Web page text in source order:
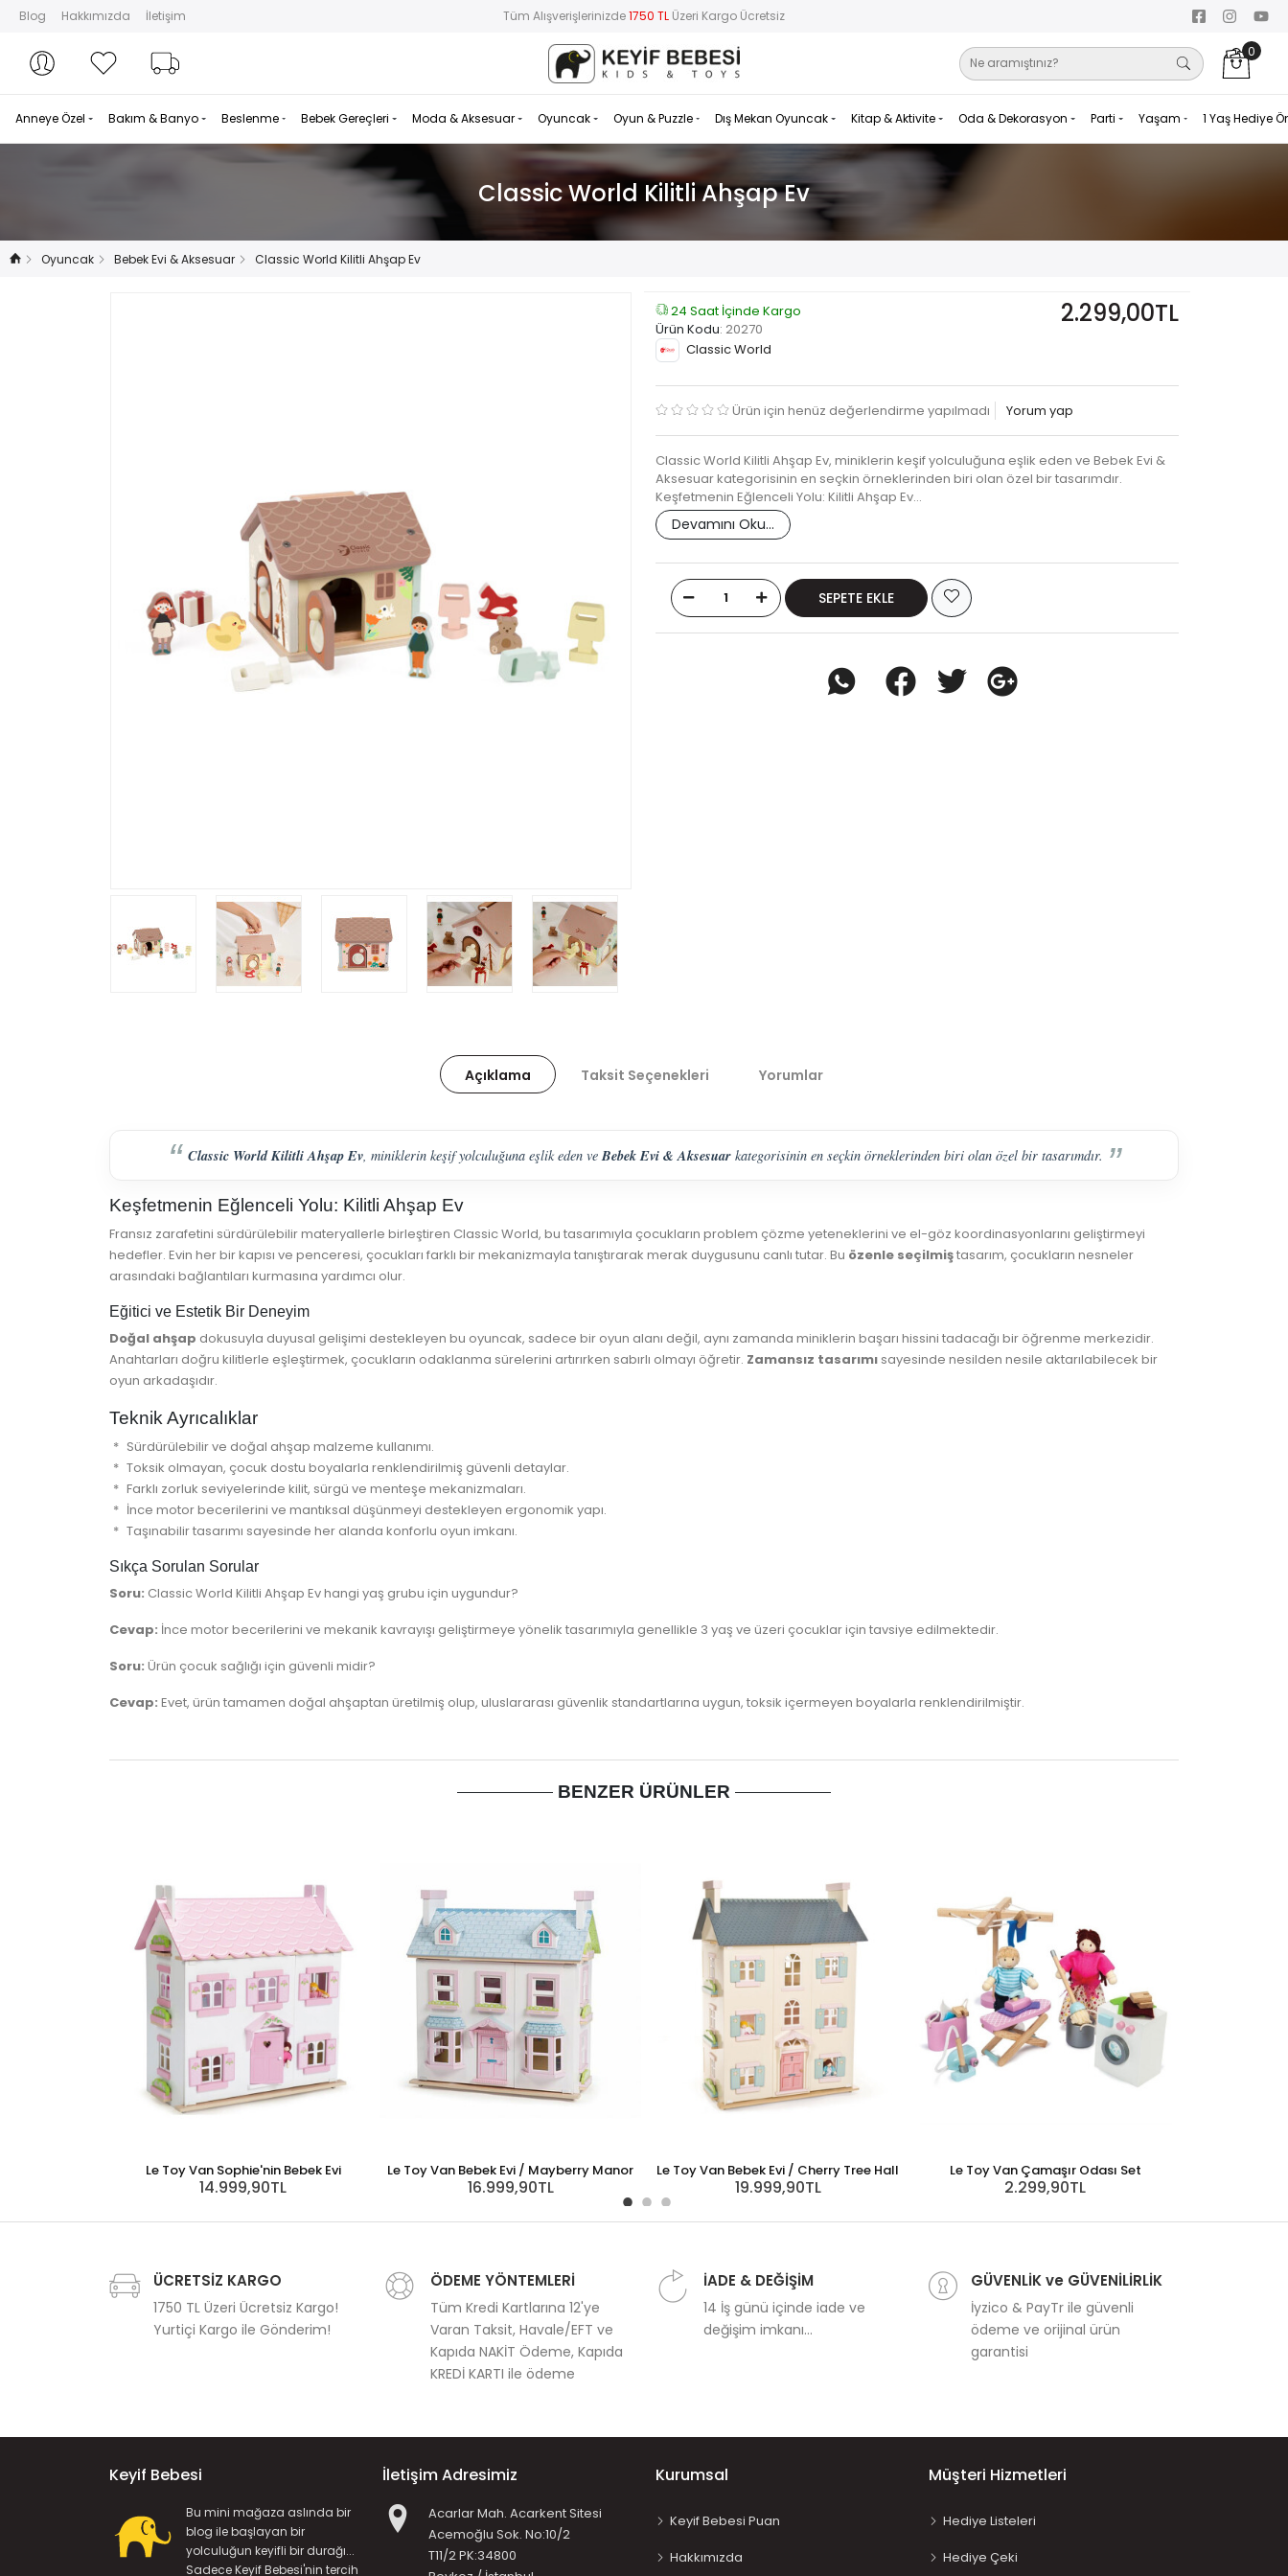
Blog Hakkımızda İletişim Tüm Alışverişlerinizde1750 TL Üzeri Kargo Ücretsiz
Hesabım
Hesabım Favorilerim 0
Anneye Özel Bakım & Banyo Beslenme Bebek Gereçleri Moda & Aksesuar Oyuncak Oyun & Puzzle Dış Mekan Oyuncak Kitap & Aktivite Oda & Dekorasyon Parti Yaşam 1 Yaş Hediye
Classic World Kilitli Ahşap Ev
Oyuncak Bebek Evi & Aksesuar Classic World Kilitli Ahşap Ev
24 Saat İçinde Kargo
Ürün Kodu: 20270
Classic World
2.299,00TL
Ürün için henüz değerlendirme yapılmadı Yorum yap
Classic World Kilitli Ahşap Ev, miniklerin keşif yolculuğuna eşlik eden ve Bebek Evi &
Aksesuar kategorisinin en seçkin örneklerinden biri olan özel bir tasarımdır.
Keşfetmenin Eğlenceli Yolu: Kilitli Ahşap Ev…
Devamını Oku...
SEPETE EKLE
Açıklama Taksit Seçenekleri Yorumlar
Classic World Kilitli Ahşap Ev, miniklerin keşif yolculuğuna eşlik eden veBebek Evi & Aksesuarkategorisinin en seçkin örneklerinden biri olan özel bir tasarımdır.
Keşfetmenin Eğlenceli Yolu: Kilitli Ahşap Ev
Fransız zarafetini sürdürülebilir materyallerle birleştiren Classic World, bu tasarımıyla çocukların problem çözme yeteneklerini ve el-göz koordinasyonlarını geliştirmeyi
hedefler. Evin her bir kapısı ve penceresi, çocukları farklı bir mekanizmayla tanıştırarak merak duygusunu canlı tutar. Bu özenle seçilmiştasarım, çocukların nesneler
arasındaki bağlantıları kurmasına yardımcı olur.
Eğitici ve Estetik Bir Deneyim
Doğal ahşap dokusuyla duyusal gelişimi destekleyen bu oyuncak, sadece bir oyun alanı değil, aynı zamanda miniklerin başarı hissini tadacağı bir öğrenme merkezidir.
Anahtarları doğru kilitlerle eşleştirmek, çocukların odaklanma sürelerini artırırken sabırlı olmayı öğretir. Zamansız tasarımı sayesinde nesilden nesile aktarılabilecek bir
oyun arkadaşıdır.
Teknik Ayrıcalıklar
Sürdürülebilir ve doğal ahşap malzeme kullanımı.
Toksik olmayan, çocuk dostu boyalarla renklendirilmiş güvenli detaylar.
Farklı zorluk seviyelerinde kilit, sürgü ve menteşe mekanizmaları.
İnce motor becerilerini ve mantıksal düşünmeyi destekleyen ergonomik yapı.
Taşınabilir tasarımı sayesinde her alanda konforlu oyun imkanı.
Sıkça Sorulan Sorular
Soru: Classic World Kilitli Ahşap Ev hangi yaş grubu için uygundur?
Cevap: İnce motor becerilerini ve mekanik kavrayışı geliştirmeye yönelik tasarımıyla genellikle 3 yaş ve üzeri çocuklar için tavsiye edilmektedir.
Soru: Ürün çocuk sağlığı için güvenli midir?
Cevap: Evet, ürün tamamen doğal ahşaptan üretilmiş olup, uluslararası güvenlik standartlarına uygun, toksik içermeyen boyalarla renklendirilmiştir.
BENZER ÜRÜNLER
Le Toy Van Sophie'nin Bebek Evi
14.999,90TL
Le Toy Van Bebek Evi / Mayberry Manor
16.999,90TL
Le Toy Van Bebek Evi / Cherry Tree Hall
19.999,90TL
Le Toy Van Çamaşır Odası Set
2.299,90TL
Le Toy Van
ÜCRETSİZ KARGO
1750 TL Üzeri Ücretsiz Kargo!
Yurtiçi Kargo ile Gönderim!
ÖDEME YÖNTEMLERİ
Tüm Kredi Kartlarına 12'ye
Varan Taksit, Havale/EFT ve
Kapıda NAKİT Ödeme, Kapıda
KREDİ KARTI ile ödeme
İADE & DEĞİŞİM
14 İş günü içinde iade ve
değişim imkanı...
GÜVENLİK ve GÜVENİLİRLİK
İyzico & PayTr ile güvenli
ödeme ve orijinal ürün
garantisi
Keyif Bebesi
Bu mini mağaza aslında bir
blog ile başlayan bir
yolculuğun keyifli bir durağı...
Sadece Keyif Bebesi'nin tercih
İletişim Adresimiz
Acarlar Mah. Acarkent Sitesi
Acemoğlu Sok. No:10/2
T11/2 PK:34800
Kurumsal
Keyif Bebesi Puan
Hakkımızda
Müşteri Hizmetleri
Hediye Listeleri
Hediye Çeki